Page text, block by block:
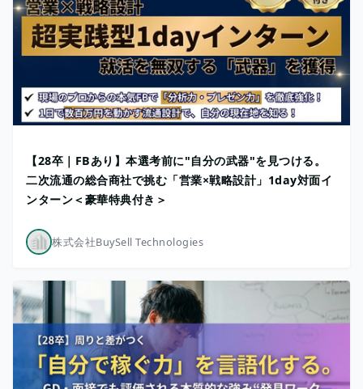
【28卒｜FBあり】本選考前に"自分の武器"を見つける。
二次流通の総合商社で挑む「営業×戦略設計」1day対面イ
ンターン＜豪華特典付き＞
株式会社BuySell Technologies